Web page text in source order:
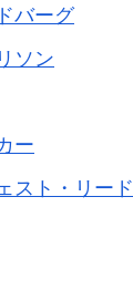
バーグ
ソン
ー
スト・リード